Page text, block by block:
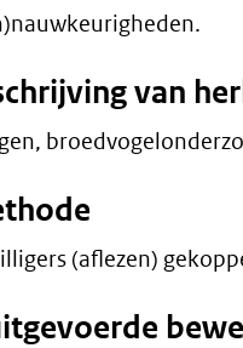
van
(aflezen)